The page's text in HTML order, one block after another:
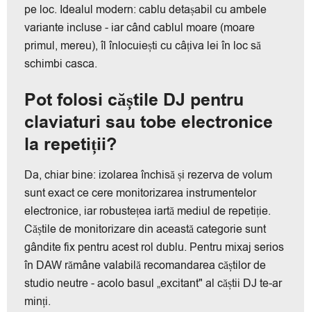
pe loc. Idealul modern: cablu detașabil cu ambele
variante incluse - iar când cablul moare (moare
primul, mereu), îl înlocuiești cu câțiva lei în loc să
schimbi casca.
Pot folosi căștile DJ pentru
claviaturi sau tobe electronice
la repetiții?
Da, chiar bine: izolarea închisă și rezerva de volum
sunt exact ce cere monitorizarea instrumentelor
electronice, iar robustețea iartă mediul de repetiție.
Căștile de monitorizare din această categorie sunt
gândite fix pentru acest rol dublu. Pentru mixaj serios
în DAW rămâne valabilă recomandarea căștilor de
studio neutre - acolo basul „excitant" al căștii DJ te-ar
minți.